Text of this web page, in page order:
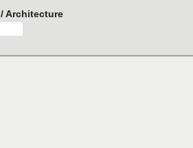
/ Architecture